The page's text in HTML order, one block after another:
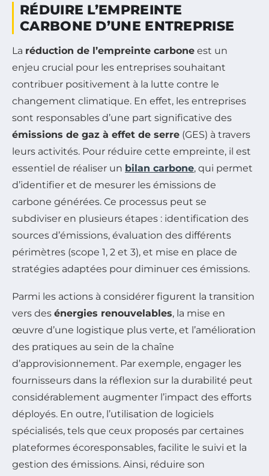
RÉDUIRE L’EMPREINTE
CARBONE D’UNE ENTREPRISE
La réduction de l’empreinte carbone est un
enjeu crucial pour les entreprises souhaitant
contribuer positivement à la lutte contre le
changement climatique. En effet, les entreprises
sont responsables d’une part significative des
émissions de gaz à effet de serre (GES) à travers
leurs activités. Pour réduire cette empreinte, il est
essentiel de réaliser un bilan carbone, qui permet
d’identifier et de mesurer les émissions de
carbone générées. Ce processus peut se
subdiviser en plusieurs étapes : identification des
sources d’émissions, évaluation des différents
périmètres (scope 1, 2 et 3), et mise en place de
stratégies adaptées pour diminuer ces émissions.
Parmi les actions à considérer figurent la transition
vers des énergies renouvelables, la mise en
œuvre d’une logistique plus verte, et l’amélioration
des pratiques au sein de la chaîne
d’approvisionnement. Par exemple, engager les
fournisseurs dans la réflexion sur la durabilité peut
considérablement augmenter l’impact des efforts
déployés. En outre, l’utilisation de logiciels
spécialisés, tels que ceux proposés par certaines
plateformes écoresponsables, facilite le suivi et la
gestion des émissions. Ainsi, réduire son